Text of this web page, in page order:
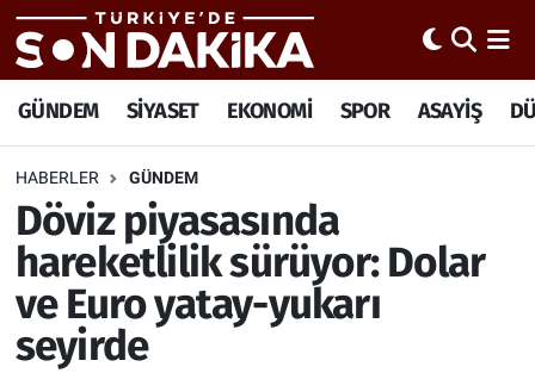
GÜNDEM SİYASET EKONOMİ SPOR ASAYİŞ
HABERLER GÜNDEM
Döviz piyasasında
hareketlilik sürüyor: Dolar
ve Euro yatay-yukarı
seyirde
Trafik Durumu
Süper Lig Puan Durumu ve Fikstür
Tüm Manşetler
Son Dakika Haberleri